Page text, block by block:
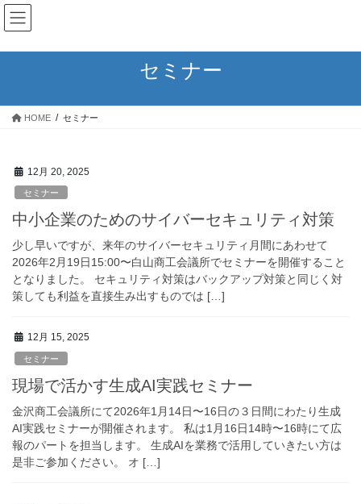
コ
ン
ス
ナ
ビ
ン
セミナー
HOME セミナー
12月 20, 2025
セミナー
中小企業のためのサイバーセキュリティ対策
少し早いですが、来年のサイバーセキュリティ月間にあわせて
2026年2月19日15:00〜白山商工会議所でセミナーを開催すること
となりました。 セキュリティ対策はバックアップ対策と同じく対
策しても利益を直接生み出すものでは […]
12月 15, 2025
セミナー
現場で活かす生成AI実践セミナー
金沢商工会議所にて2026年1月14日〜16日の３日間にわたり生成
AI実践セミナーが開催されます。 私は1月16日14時〜16時にて広
報のパートを担当します。 生成AIを業務で活用していきたい方は
是非ご参加ください。 オ […]